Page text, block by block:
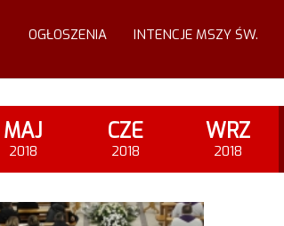
OGŁOSZENIA INTENCJE MSZY ŚW.
MAJ
2018
CZE
2018
WRZ
2018